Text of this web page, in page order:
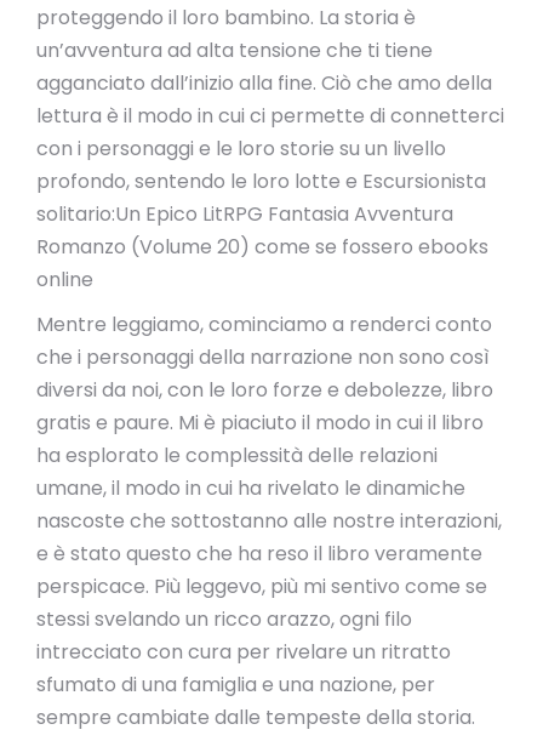
proteggendo il loro bambino. La storia è
un’avventura ad alta tensione che ti tiene
agganciato dall’inizio alla fine. Ciò che amo della
lettura è il modo in cui ci permette di connetterci
con i personaggi e le loro storie su un livello
profondo, sentendo le loro lotte e Escursionista
solitario:Un Epico LitRPG Fantasia Avventura
Romanzo (Volume 20) come se fossero ebooks
online
Mentre leggiamo, cominciamo a renderci conto
che i personaggi della narrazione non sono così
diversi da noi, con le loro forze e debolezze, libro
gratis e paure. Mi è piaciuto il modo in cui il libro
ha esplorato le complessità delle relazioni
umane, il modo in cui ha rivelato le dinamiche
nascoste che sottostanno alle nostre interazioni,
e è stato questo che ha reso il libro veramente
perspicace. Più leggevo, più mi sentivo come se
stessi svelando un ricco arazzo, ogni filo
intrecciato con cura per rivelare un ritratto
sfumato di una famiglia e una nazione, per
sempre cambiate dalle tempeste della storia.